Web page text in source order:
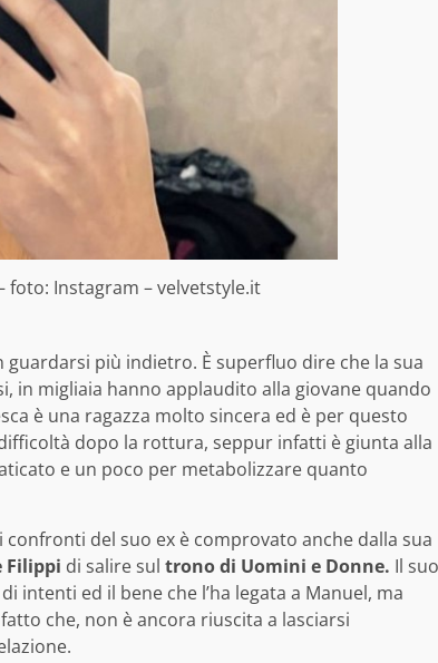
foto: Instagram – velvetstyle.it
più indietro. È superfluo dire che la sua
in migliaia hanno applaudito alla giovane quando
è una ragazza molto sincera ed è per questo
dopo la rottura, seppur infatti è giunta alla
e un poco per metabolizzare quanto
del suo ex è comprovato anche dalla sua
Filippi di salire sul trono di Uomini e Donne. Il suo
ed il bene che l’ha legata a Manuel, ma
che, non è ancora riuscita a lasciarsi